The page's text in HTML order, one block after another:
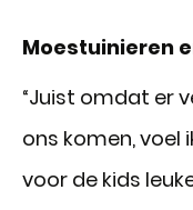
Moestuinieren
“Juist omdat er
ons komen, voel
voor de kids